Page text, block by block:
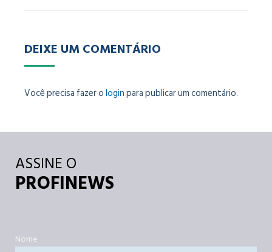
DEIXE UM COMENTÁRIO
Você precisa fazer ologinpara publicar um comentário.
ASSINE O
PROFINEWS
Nome